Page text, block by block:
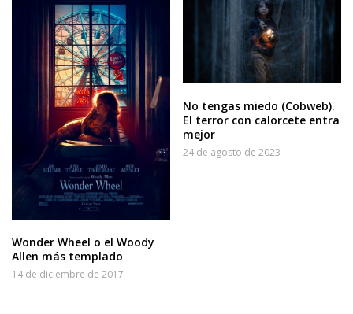
Wonder Wheel o el Woody
Allen más templado
14 de diciembre de 2017
No tengas miedo (Cobweb).
El terror con calorcete entra
mejor
24 de agosto de 2023